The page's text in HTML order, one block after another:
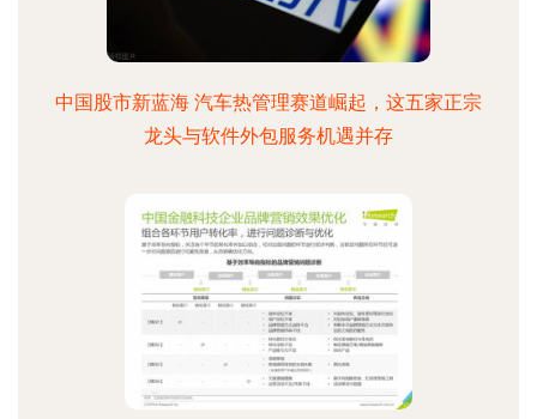
中国股市新蓝海 汽车热管理赛道崛起，这五家正宗
龙头与软件外包服务机遇并存